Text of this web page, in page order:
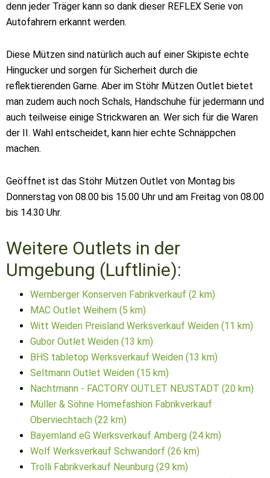
denn jeder Träger kann so dank dieser REFLEX Serie von
Autofahrern erkannt werden.
Diese Mützen sind natürlich auch auf einer Skipiste echte
Hingucker und sorgen für Sicherheit durch die
reflektierenden Garne. Aber im Stöhr Mützen Outlet bietet
man zudem auch noch Schals, Handschuhe für jedermann und
auch teilweise einige Strickwaren an. Wer sich für die Waren
der II. Wahl entscheidet, kann hier echte Schnäppchen
machen.
Geöffnet ist das Stöhr Mützen Outlet von Montag bis
Donnerstag von 08.00 bis 15.00 Uhr und am Freitag von 08.00
bis 14.30 Uhr.
Weitere Outlets in der
Umgebung (Luftlinie):
Wernberger Konserven Fabrikverkauf (2 km)
MAC Outlet Weihern (5 km)
Witt Weiden Preisland Werksverkauf Weiden (11 km)
Gubor Outlet Weiden (13 km)
BHS tabletop Werksverkauf Weiden (13 km)
Seltmann Outlet Weiden (15 km)
Nachtmann - FACTORY OUTLET NEUSTADT (20 km)
Müller & Söhne Homefashion Fabrikverkauf
Oberviechtach (22 km)
Bayernland eG Werksverkauf Amberg (24 km)
Wolf Werksverkauf Schwandorf (26 km)
Trolli Fabrikverkauf Neunburg (29 km)